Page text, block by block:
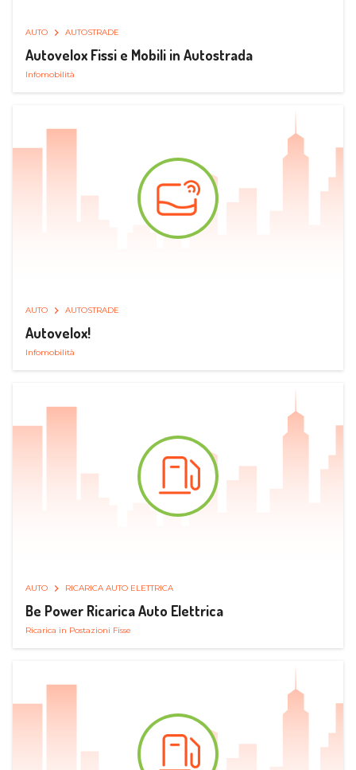
AUTO AUTOSTRADE
Autovelox Fissi e Mobili in Autostrada
Infomobilità
AUTO AUTOSTRADE
Autovelox!
Infomobilità
AUTO RICARICA AUTO ELETTRICA
Be Power Ricarica Auto Elettrica
Ricarica in Postazioni Fisse